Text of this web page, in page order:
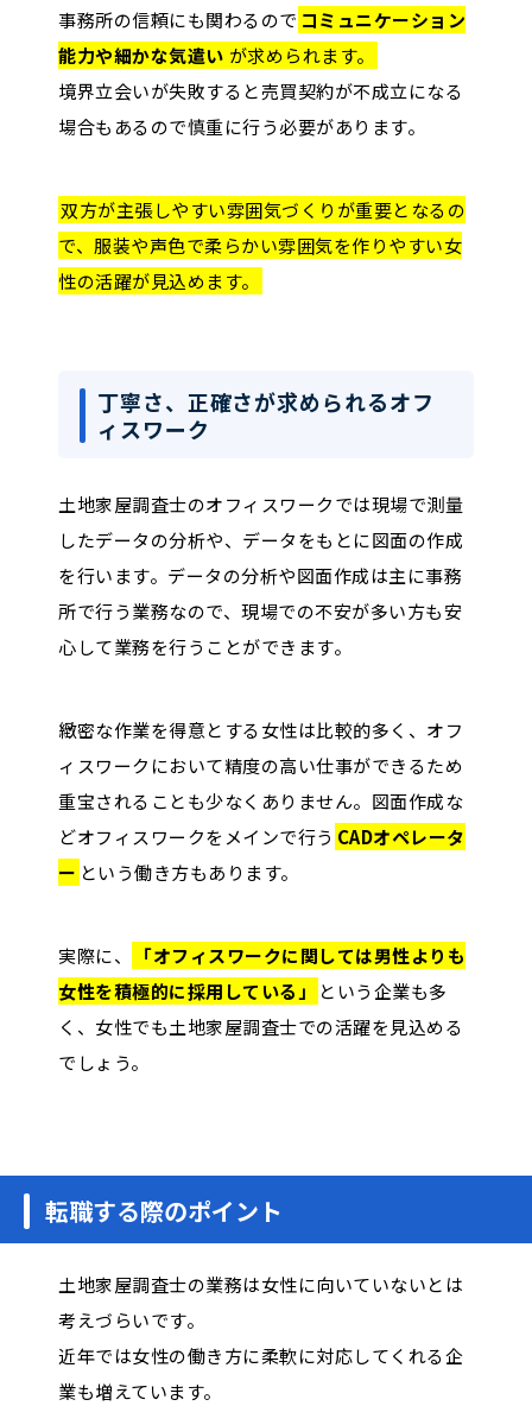
事務所の信頼にも関わるので コミュニケーション
能力や細かな気遣い が求められます。
境界立会いが失敗すると売買契約が不成立になる
場合もあるので慎重に行う必要があります。
双方が主張しやすい雰囲気づくりが重要となるの
で、服装や声色で柔らかい雰囲気を作りやすい女
性の活躍が見込めます。
丁寧さ、正確さが求められるオフ
ィスワーク
土地家屋調査士のオフィスワークでは現場で測量
したデータの分析や、データをもとに図面の作成
を行います。データの分析や図面作成は主に事務
所で行う業務なので、現場での不安が多い方も安
心して業務を行うことができます。
緻密な作業を得意とする女性は比較的多く、オフ
ィスワークにおいて精度の高い仕事ができるため
重宝されることも少なくありません。図面作成な
どオフィスワークをメインで行う CADオペレータ
ー という働き方もあります。
実際に、
「オフィスワークに関しては男性よりも
女性を積極的に採用している」
という企業も多
く、女性でも土地家屋調査士での活躍を見込める
でしょう。
転職する際のポイント
土地家屋調査士の業務は女性に向いていないとは
考えづらいです。
近年では女性の働き方に柔軟に対応してくれる企
業も増えています。